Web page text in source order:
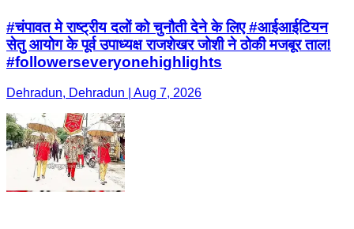
#चंपावत मे राष्ट्रीय दलों को चुनौती देने के लिए #आईआईटियन
सेतु आयोग के पूर्व उपाध्यक्ष राजशेखर जोशी ने ठोकी मजबूर ताल!
#followerseveryonehighlights
Dehradun, Dehradun | Aug 7, 2026